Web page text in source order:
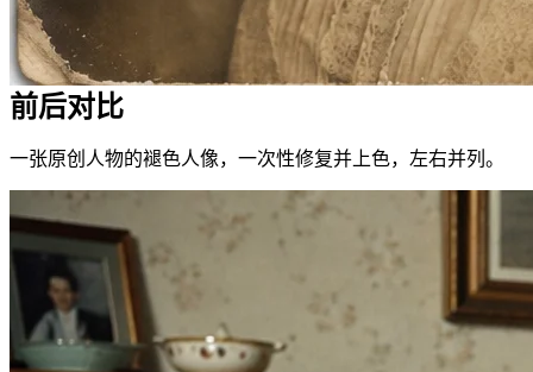
前后对比
一张原创人物的褪色人像，一次性修复并上色，左右并列。